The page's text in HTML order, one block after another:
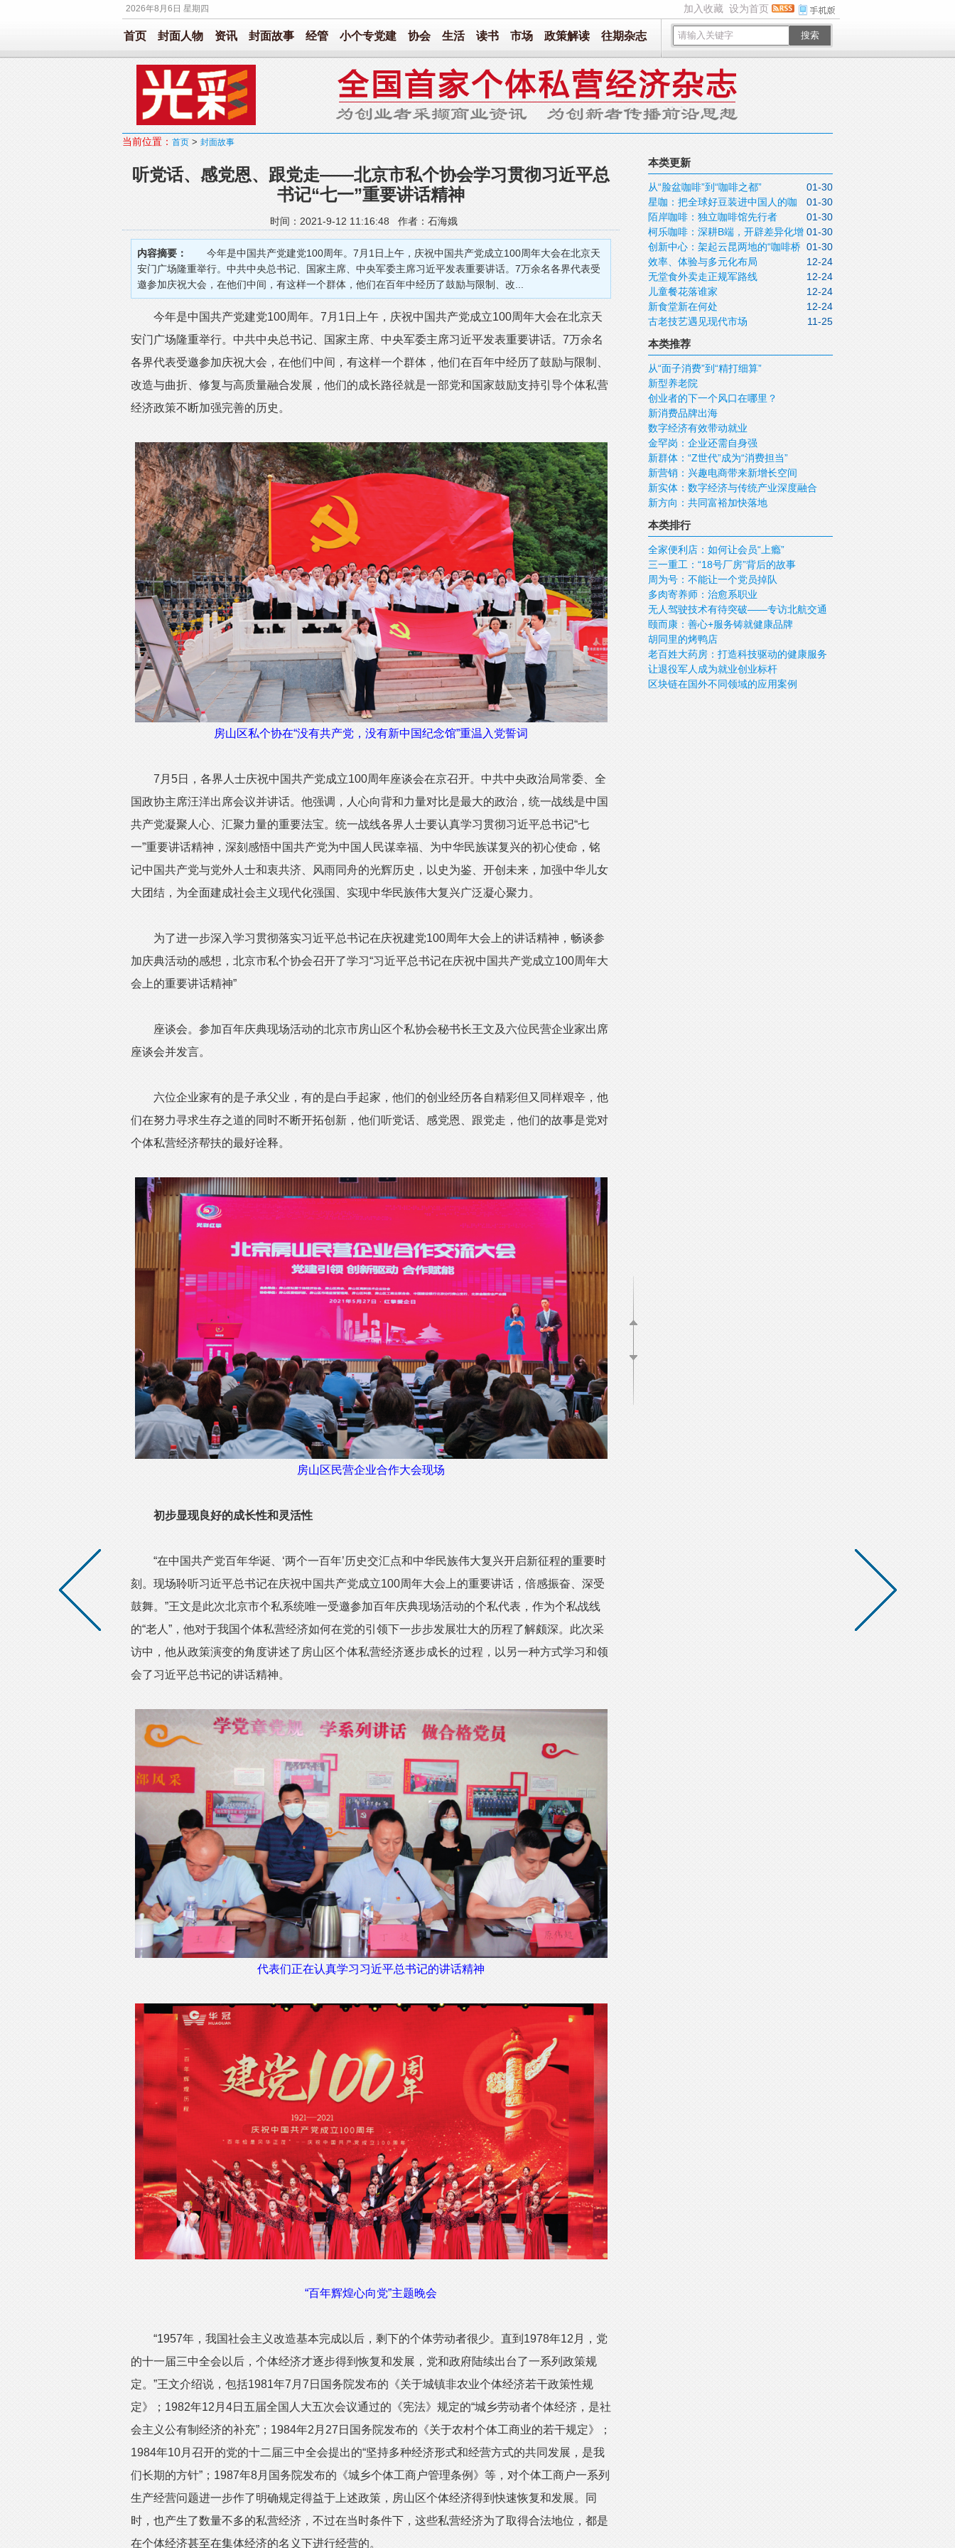
2026年8月6日 星期四 加入收藏 设为首页
搜索
首页 封面人物 资讯 封面故事 经管 小个专党建 协会 生活 读书 市场 政策解读 往期杂志
当前位置： 首页 > 封面故事
听党话、感党恩、跟党走——北京市私个协会学习贯彻习近平总
书记“七一”重要讲话精神
时间：2021-9-12 11:16:48 作者：石海娥
内容摘要：
今年是中国共产党建党100周年。7月1日上午，庆祝中国共产党成立100周年大会在北京天
安门广场隆重举行。中共中央总书记、国家主席、中央军委主席习近平发表重要讲话。7万余名各界代表受
邀参加庆祝大会，在他们中间，有这样一个群体，他们在百年中经历了鼓励与限制、改...
今年是中国共产党建党100周年。7月1日上午，庆祝中国共产党成立100周年大会在北京天
安门广场隆重举行。中共中央总书记、国家主席、中央军委主席习近平发表重要讲话。7万余名
各界代表受邀参加庆祝大会，在他们中间，有这样一个群体，他们在百年中经历了鼓励与限制、
改造与曲折、修复与高质量融合发展，他们的成长路径就是一部党和国家鼓励支持引导个体私营
经济政策不断加强完善的历史。
房山区私个协在“没有共产党，没有新中国纪念馆”重温入党誓词
7月5日，各界人士庆祝中国共产党成立100周年座谈会在京召开。中共中央政治局常委、全
国政协主席汪洋出席会议并讲话。他强调，人心向背和力量对比是最大的政治，统一战线是中国
共产党凝聚人心、汇聚力量的重要法宝。统一战线各界人士要认真学习贯彻习近平总书记“七
一”重要讲话精神，深刻感悟中国共产党为中国人民谋幸福、为中华民族谋复兴的初心使命，铭
记中国共产党与党外人士和衷共济、风雨同舟的光辉历史，以史为鉴、开创未来，加强中华儿女
大团结，为全面建成社会主义现代化强国、实现中华民族伟大复兴广泛凝心聚力。
为了进一步深入学习贯彻落实习近平总书记在庆祝建党100周年大会上的讲话精神，畅谈参
加庆典活动的感想，北京市私个协会召开了学习“习近平总书记在庆祝中国共产党成立100周年大
会上的重要讲话精神”
座谈会。参加百年庆典现场活动的北京市房山区个私协会秘书长王文及六位民营企业家出席
座谈会并发言。
六位企业家有的是子承父业，有的是白手起家，他们的创业经历各自精彩但又同样艰辛，他
们在努力寻求生存之道的同时不断开拓创新，他们听党话、感党恩、跟党走，他们的故事是党对
个体私营经济帮扶的最好诠释。
房山区民营企业合作大会现场
初步显现良好的成长性和灵活性
“在中国共产党百年华诞、‘两个一百年’历史交汇点和中华民族伟大复兴开启新征程的重要时
刻。现场聆听习近平总书记在庆祝中国共产党成立100周年大会上的重要讲话，倍感振奋、深受
鼓舞。”王文是此次北京市个私系统唯一受邀参加百年庆典现场活动的个私代表，作为个私战线
的“老人”，他对于我国个体私营经济如何在党的引领下一步步发展壮大的历程了解颇深。此次采
访中，他从政策演变的角度讲述了房山区个体私营经济逐步成长的过程，以另一种方式学习和领
会了习近平总书记的讲话精神。
代表们正在认真学习习近平总书记的讲话精神
“百年辉煌心向党”主题晚会
“1957年，我国社会主义改造基本完成以后，剩下的个体劳动者很少。直到1978年12月，党
的十一届三中全会以后，个体经济才逐步得到恢复和发展，党和政府陆续出台了一系列政策规
定。”王文介绍说，包括1981年7月7日国务院发布的《关于城镇非农业个体经济若干政策性规
定》；1982年12月4日五届全国人大五次会议通过的《宪法》规定的“城乡劳动者个体经济，是社
会主义公有制经济的补充”；1984年2月27日国务院发布的《关于农村个体工商业的若干规定》；
1984年10月召开的党的十二届三中全会提出的“坚持多种经济形式和经营方式的共同发展，是我
们长期的方针”；1987年8月国务院发布的《城乡个体工商户管理条例》等，对个体工商户一系列
生产经营问题进一步作了明确规定得益于上述政策，房山区个体经济得到快速恢复和发展。同
时，也产生了数量不多的私营经济，不过在当时条件下，这些私营经济为了取得合法地位，都是
在个体经济甚至在集体经济的名义下进行经营的。
本类更新
01-30
从“脸盆咖啡”到“咖啡之都”
01-30
星咖：把全球好豆装进中国人的咖
啡杯 01-30
陌岸咖啡：独立咖啡馆先行者
01-30
柯乐咖啡：深耕B端，开辟差异化增
长之路 01-30
创新中心：架起云昆两地的“咖啡桥
梁” 12-24
效率、体验与多元化布局
12-24
无堂食外卖走正规军路线
12-24
儿童餐花落谁家
12-24
新食堂新在何处
11-25
古老技艺遇见现代市场
本类推荐
从“面子消费”到“精打细算”
新型养老院
创业者的下一个风口在哪里？
新消费品牌出海
数字经济有效带动就业
金罕岗：企业还需自身强
新群体：“Z世代”成为“消费担当”
新营销：兴趣电商带来新增长空间
新实体：数字经济与传统产业深度融合
新方向：共同富裕加快落地
本类排行
全家便利店：如何让会员“上瘾”
三一重工：“18号厂房”背后的故事
周为号：不能让一个党员掉队
多肉寄养师：治愈系职业
无人驾驶技术有待突破——专访北航交通
科学与工程学院副院长青年长江学者田大
新教授
颐而康：善心+服务铸就健康品牌
胡同里的烤鸭店
老百姓大药房：打造科技驱动的健康服务
平台
让退役军人成为就业创业标杆
区块链在国外不同领域的应用案例